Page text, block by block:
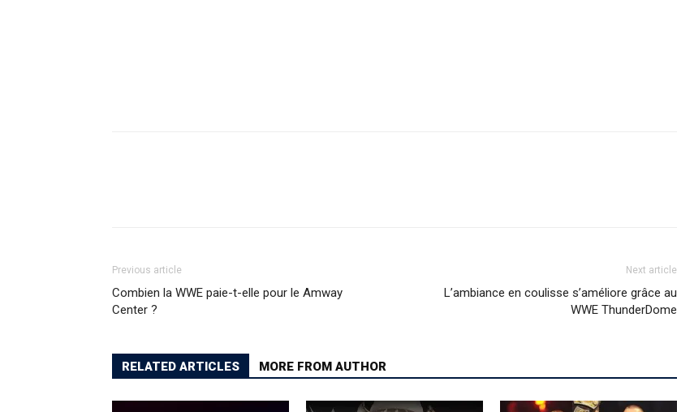
Previous article
Combien la WWE paie-t-elle pour le Amway
Center ?
Next article
L’ambiance en coulisse s’améliore grâce au
WWE ThunderDome
RELATED ARTICLES MORE FROM AUTHOR